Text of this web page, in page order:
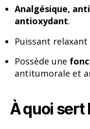
Analgésique,
antioxydant.
Puissant
Possède une
antitumorale et
À quoi sert